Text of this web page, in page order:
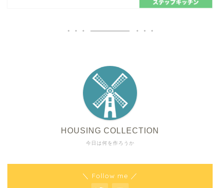
今日は何を作ろうか
HOUSING COLLECTION
＼ Follow me ／